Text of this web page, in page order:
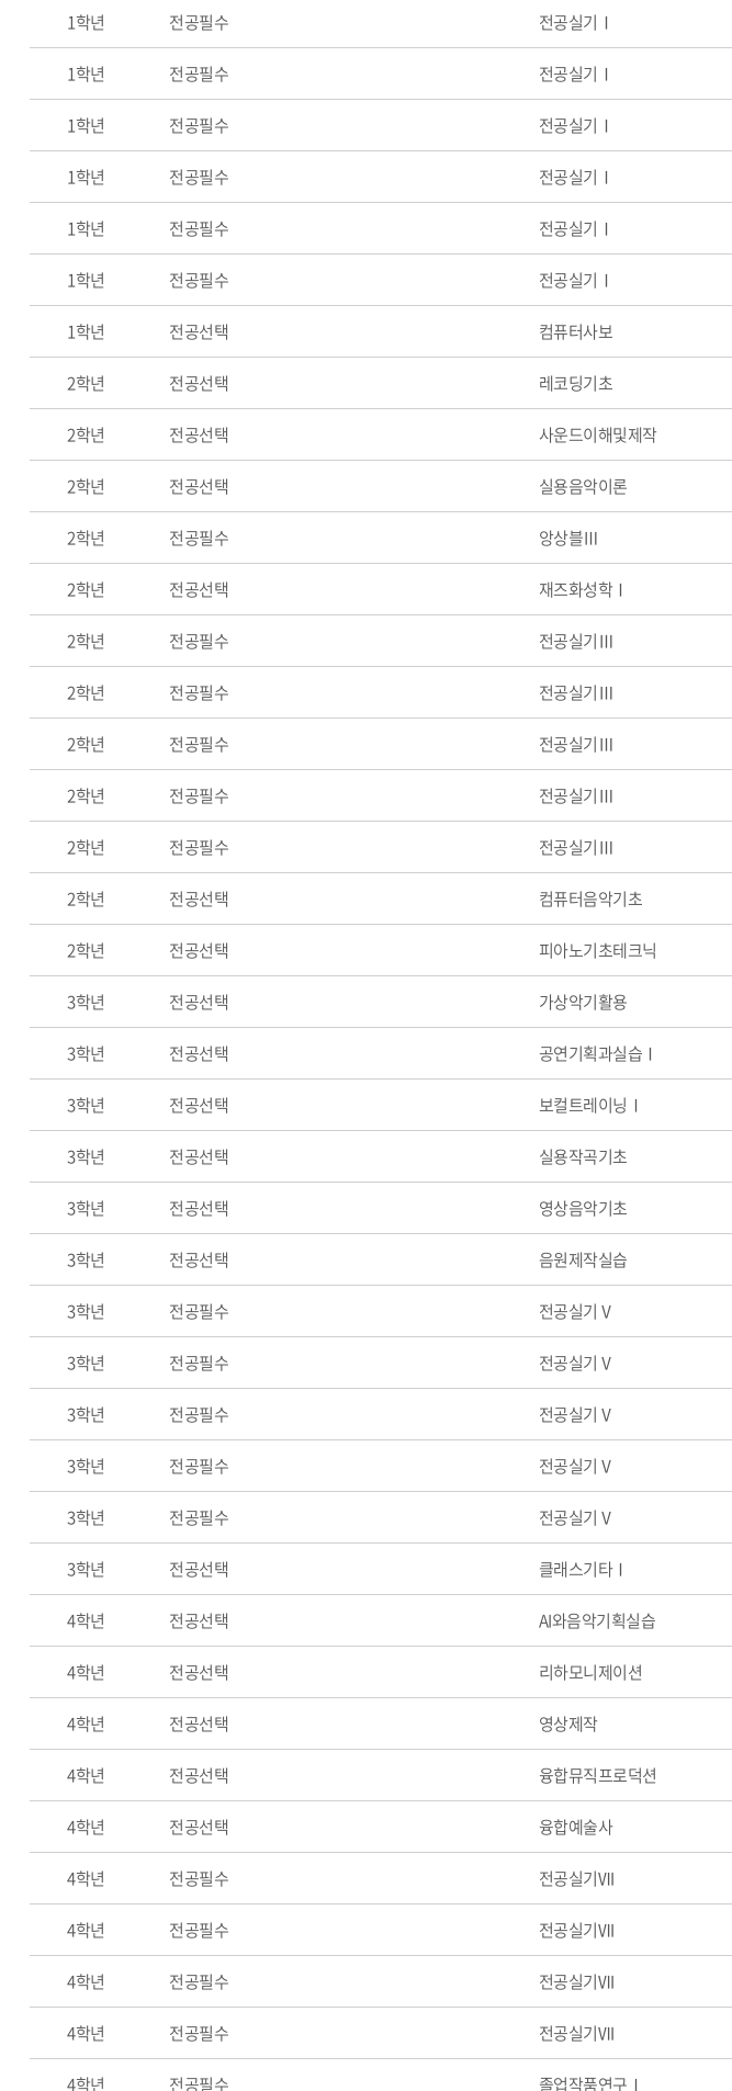
1학년 전공필수 전공실기Ⅰ
1학년 전공필수 전공실기Ⅰ
1학년 전공필수 전공실기Ⅰ
1학년 전공필수 전공실기Ⅰ
1학년 전공필수 전공실기Ⅰ
1학년 전공필수 전공실기Ⅰ
1학년 전공선택 컴퓨터사보
2학년 전공선택 레코딩기초
2학년 전공선택 사운드이해및제작
2학년 전공선택 실용음악이론
2학년 전공필수 앙상블Ⅲ
2학년 전공선택 재즈화성학Ⅰ
2학년 전공필수 전공실기Ⅲ
2학년 전공필수 전공실기Ⅲ
2학년 전공필수 전공실기Ⅲ
2학년 전공필수 전공실기Ⅲ
2학년 전공필수 전공실기Ⅲ
2학년 전공선택 컴퓨터음악기초
2학년 전공선택 피아노기초테크닉
3학년 전공선택 가상악기활용
3학년 전공선택 공연기획과실습Ⅰ
3학년 전공선택 보컬트레이닝Ⅰ
3학년 전공선택 실용작곡기초
3학년 전공선택 영상음악기초
3학년 전공선택 음원제작실습
3학년 전공필수 전공실기Ⅴ
3학년 전공필수 전공실기Ⅴ
3학년 전공필수 전공실기Ⅴ
3학년 전공필수 전공실기Ⅴ
3학년 전공필수 전공실기Ⅴ
3학년 전공선택 클래스기타Ⅰ
4학년 전공선택 AI와음악기획실습
4학년 전공선택 리하모니제이션
4학년 전공선택 영상제작
4학년 전공선택 융합뮤직프로덕션
4학년 전공선택 융합예술사
4학년 전공필수 전공실기Ⅶ
4학년 전공필수 전공실기Ⅶ
4학년 전공필수 전공실기Ⅶ
4학년 전공필수 전공실기Ⅶ
4학년 전공필수 졸업작품연구Ⅰ